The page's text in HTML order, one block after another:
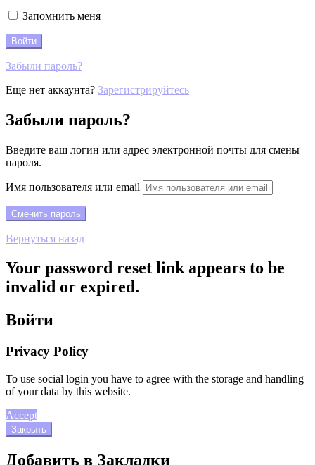
Запомнить меня
Забыли пароль?
Еще нет аккаунта? Зарегистрируйтесь
Забыли пароль?
Введите ваш логин или адрес электронной почты для смены
пароля.
Имя пользователя или email
Вернуться назад
Your password reset link appears to be
invalid or expired.
Войти
Privacy Policy
To use social login you have to agree with the storage and handling
of your data by this website.
Accept
Закрыть
Добавить в Закладки